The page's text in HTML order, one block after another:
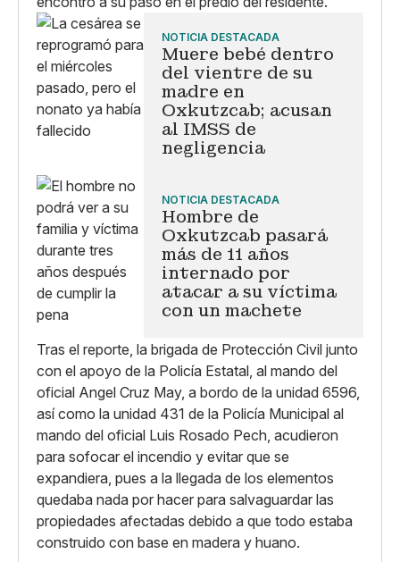
NOTICIA DESTACADA
Muere bebé dentro
del vientre de su
madre en
Oxkutzcab; acusan
al IMSS de
negligencia
NOTICIA DESTACADA
Hombre de
Oxkutzcab pasará
más de 11 años
internado por
atacar a su víctima
con un machete
Tras el reporte, la brigada de Protección Civil junto
con el apoyo de la Policía Estatal, al mando del
oficial Angel Cruz May, a bordo de la unidad 6596,
así como la unidad 431 de la Policía Municipal al
mando del oficial Luis Rosado Pech, acudieron
para sofocar el incendio y evitar que se
expandiera, pues a la llegada de los elementos
quedaba nada por hacer para salvaguardar las
propiedades afectadas debido a que todo estaba
construido con base en madera y huano.